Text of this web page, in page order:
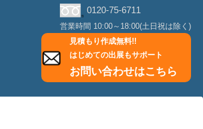
0120-75-6711
営業時間 10:00～18:00(土日祝は除く)
見積もり作成無料!!
はじめての出展もサポート
お問い合わせはこちら